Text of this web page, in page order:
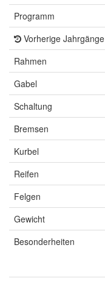
Programm
Vorherige Jahrgänge
Rahmen
Gabel
Schaltung
Bremsen
Kurbel
Reifen
Felgen
Gewicht
Besonderheiten